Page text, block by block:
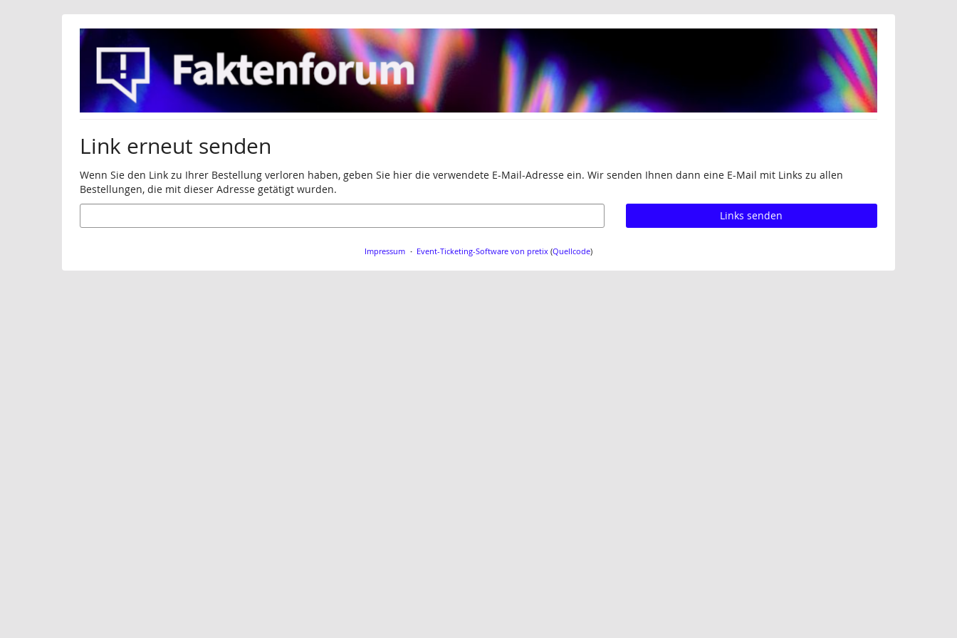
Link erneut senden
Wenn Sie den Link zu Ihrer Bestellung verloren haben, geben Sie hier die verwendete E-Mail-Adresse ein. Wir senden Ihnen dann eine E-Mail mit Links zu allen
Bestellungen, die mit dieser Adresse getätigt wurden.
E-
Mail
Links senden
Impressum Event-Ticketing-Software von pretix (Quellcode)